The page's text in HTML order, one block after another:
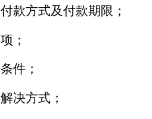
款方式及付款期限；
；
件；
决方式；